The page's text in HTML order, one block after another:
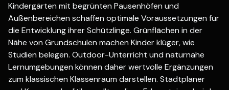
Kindergärten mit begrünten Pausenhöfen und
Außenbereichen schaffen optimale Voraussetzungen für
die Entwicklung ihrer Schützlinge. Grünflächen in der
Nähe von Grundschulen machen Kinder klüger, wie
Studien belegen. Outdoor-Unterricht und naturnahe
Lernumgebungen können daher wertvolle Ergänzungen
zum klassischen Klassenraum darstellen. Stadtplaner